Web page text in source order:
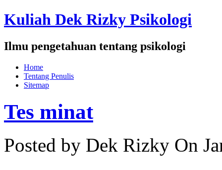
Kuliah Dek Rizky Psikologi
Ilmu pengetahuan tentang psikologi
Home
Tentang Penulis
Sitemap
Tes minat
Posted by Dek Rizky On